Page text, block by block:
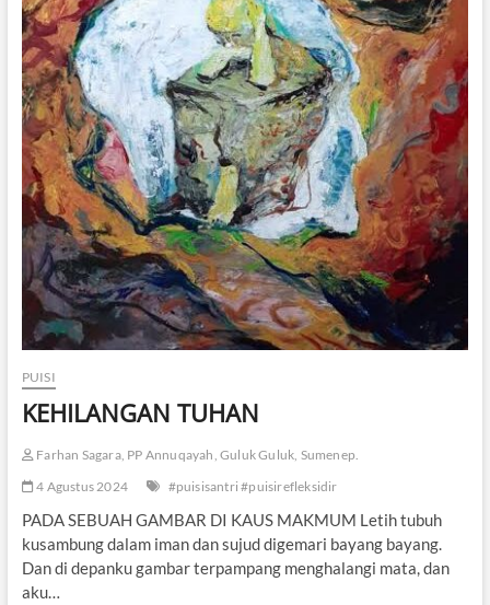
PUISI
KEHILANGAN TUHAN
Farhan Sagara, PP Annuqayah, Guluk Guluk, Sumenep.
4 Agustus 2024
#puisisantri #puisirefleksidir
PADA SEBUAH GAMBAR DI KAUS MAKMUM Letih tubuh
kusambung dalam iman dan sujud digemari bayang bayang.
Dan di depanku gambar terpampang menghalangi mata, dan
aku…